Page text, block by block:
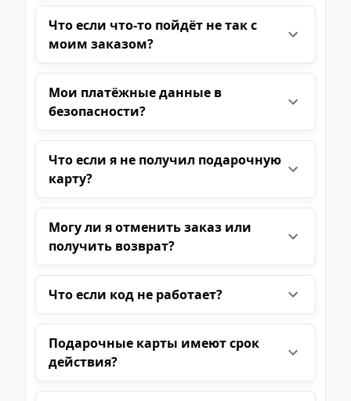
Что если что-то пойдёт не так с
моим заказом?
Мои платёжные данные в
безопасности?
Что если я не получил подарочную
карту?
Могу ли я отменить заказ или
получить возврат?
Что если код не работает?
Подарочные карты имеют срок
действия?